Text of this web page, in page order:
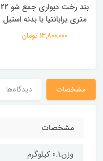
بند رخت دیواری جمع شو 22
متری برابانتیا با بدنه استیل
13,800,000 تومان
مشخصات دیدگاه‌ها
مشخصات
وزن:0.1 کیلوگرم